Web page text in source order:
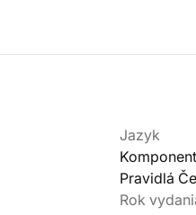
Jazyk
Pravidlá
Rok